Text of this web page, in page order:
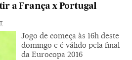
a França x Portugal
Jogo de começa às 16h deste
domingo e é válido pela final
da Eurocopa 2016